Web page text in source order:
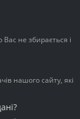
не збирається і
нашого сайту, які